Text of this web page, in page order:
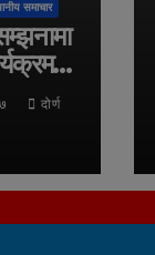
समाचार
दोर्ण